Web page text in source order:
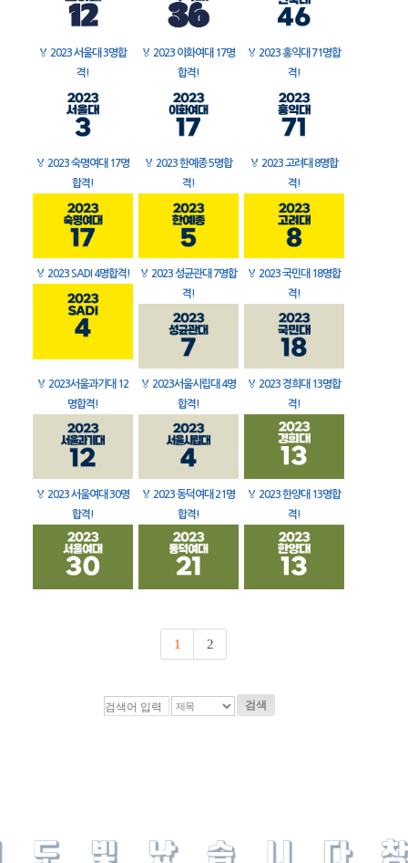
🏅 2023 서울대 3명합
격!
🏅 2023 이화여대 17명
합격!
🏅 2023 홍익대 71명합
격!
🏅 2023 숙명여대 17명
합격!
🏅 2023 한예종 5명합
격!
🏅 2023 고려대 8명합
격!
🏅 2023 SADI 4명합격! 🏅 2023 성균관대 7명합
격!
🏅 2023 국민대 18명합
격!
🏅 2023서울과기대 12
명합격!
🏅 2023서울시립대 4명
합격!
🏅 2023 경희대 13명합
격!
🏅 2023 서울여대 30명
합격!
🏅 2023 동덕여대 21명
합격!
🏅 2023 한양대 13명합
격!
1 2
검색